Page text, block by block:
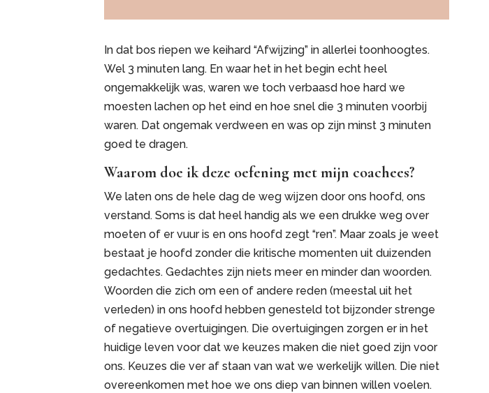
In dat bos riepen we keihard “Afwijzing” in allerlei toonhoogtes.
Wel 3 minuten lang. En waar het in het begin echt heel
ongemakkelijk was, waren we toch verbaasd hoe hard we
moesten lachen op het eind en hoe snel die 3 minuten voorbij
waren. Dat ongemak verdween en was op zijn minst 3 minuten
goed te dragen.
Waarom doe ik deze oefening met mijn coachees?
We laten ons de hele dag de weg wijzen door ons hoofd, ons
verstand. Soms is dat heel handig als we een drukke weg over
moeten of er vuur is en ons hoofd zegt “ren”. Maar zoals je weet
bestaat je hoofd zonder die kritische momenten uit duizenden
gedachtes. Gedachtes zijn niets meer en minder dan woorden.
Woorden die zich om een of andere reden (meestal uit het
verleden) in ons hoofd hebben genesteld tot bijzonder strenge
of negatieve overtuigingen. Die overtuigingen zorgen er in het
huidige leven voor dat we keuzes maken die niet goed zijn voor
ons. Keuzes die ver af staan van wat we werkelijk willen. Die niet
overeenkomen met hoe we ons diep van binnen willen voelen.